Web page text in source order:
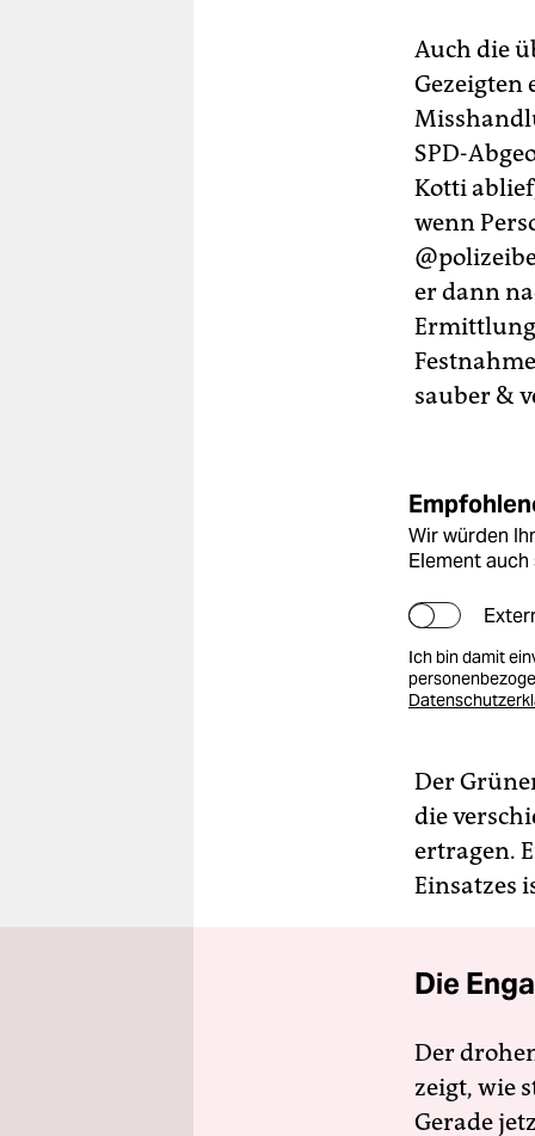
Auch die
Gezeigten
SPD-
Kotti
wenn
er dann
sauber &
Wir würden
Element auch
Ich bin damit
Der
die
ertragen.
Einsatzes
Die
Der
zeigt, wie
Gerade